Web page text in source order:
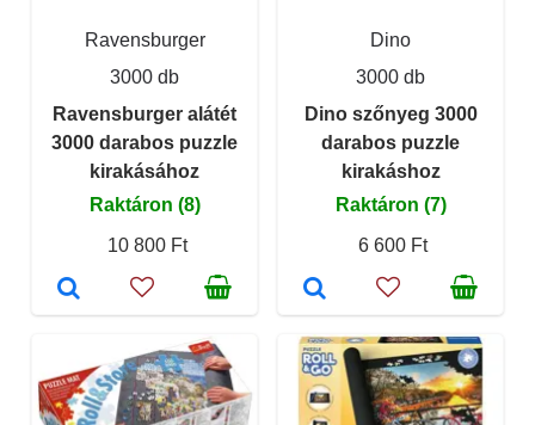
Ravensburger
3000 db
Ravensburger alátét
3000 darabos puzzle
kirakásához
Raktáron (8)
10 800 Ft
Dino
3000 db
Dino szőnyeg 3000
darabos puzzle
kirakáshoz
Raktáron (7)
6 600 Ft